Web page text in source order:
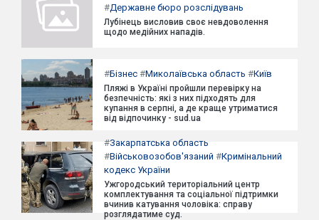
#Державне бюро розслідувань
Лубінець висловив своє невдоволення
щодо медійних нападів.
#Бізнес #Миколаївська область #Київ
Пляжі в Україні пройшли перевірку на
безпечність: які з них підходять для
купання в серпні, а де краще утриматися
від відпочинку - sud.ua
#Закарпатська область
#Військовозобов'язаний #Кримінальний
кодекс України
Ужгородський територіальний центр
комплектування та соціальної підтримки
вчинив катування чоловіка: справу
розглядатиме суд.